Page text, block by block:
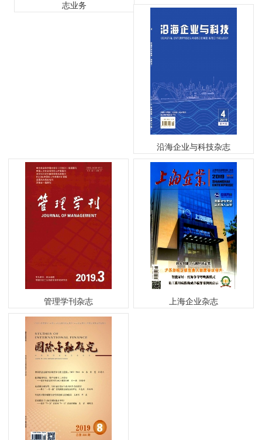
志业务
沿海企业与科技杂志
管理学刊杂志 上海企业杂志